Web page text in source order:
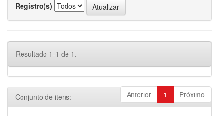
Registro(s)
Resultado 1-1 de 1.
Anterior 1 Próximo
Conjunto de itens: